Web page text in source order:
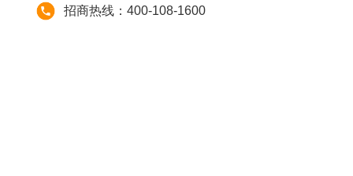
招商热线：400-108-1600